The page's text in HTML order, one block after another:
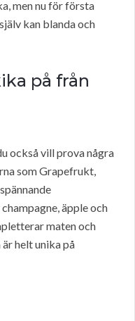
men nu för första
kan blanda och
på från
också vill prova några
som Grapefrukt,
äpple och
maten och
helt unika på